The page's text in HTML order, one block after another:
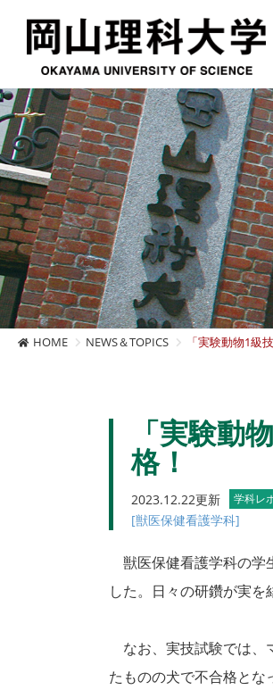
HOME NEWS＆TOPICS 「実験動物1級
「実験動
格！
2023.12.22更新 学科レ
[獣医保健看護学科]
獣医保健看護学科の学
した。日々の研鑽が実を
なお、実技試験では、
たものの犬で不合格と